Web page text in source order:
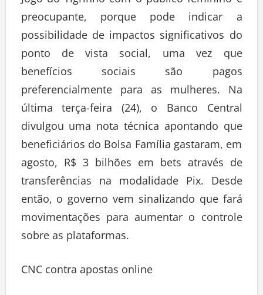
preocupante, porque pode indicar a
possibilidade de impactos significativos do
ponto de vista social, uma vez que
benefícios sociais são pagos
preferencialmente para as mulheres. Na
última terça-feira (24), o Banco Central
divulgou uma nota técnica apontando que
beneficiários do Bolsa Família gastaram, em
agosto, R$ 3 bilhões em bets através de
transferências na modalidade Pix. Desde
então, o governo vem sinalizando que fará
movimentações para aumentar o controle
sobre as plataformas.
CNC contra apostas online